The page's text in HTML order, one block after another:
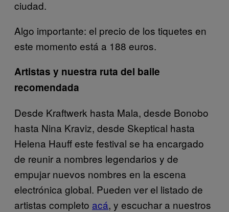
ciudad.
Algo importante: el precio de los tiquetes en
este momento está a 188 euros.
Artistas y nuestra ruta del baile
recomendada
Desde Kraftwerk hasta Mala, desde Bonobo
hasta Nina Kraviz, desde Skeptical hasta
Helena Hauff este festival se ha encargado
de reunir a nombres legendarios y de
empujar nuevos nombres en la escena
electrónica global. Pueden ver el listado de
artistas completo acá, y escuchar a nuestros